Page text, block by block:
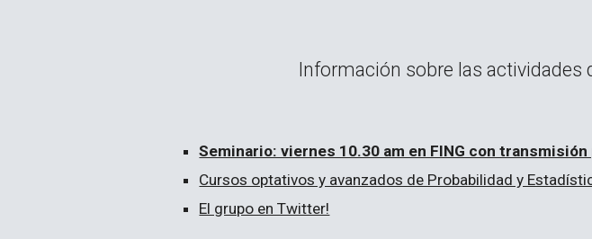
Información sobre las actividades
Seminario: viernes 10.30 am en FING con transmisión
Cursos optativos y avanzados de Probabilidad y
El grupo en Twitter!